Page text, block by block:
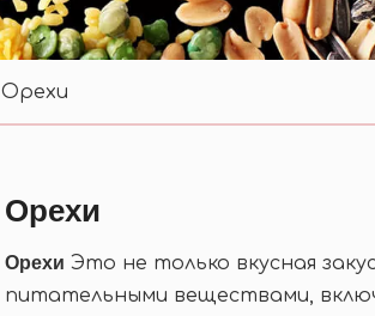
Орехи
Орехи
Орехи Это не только вкусная
питательными веществами,